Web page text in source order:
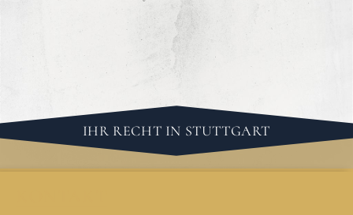
IHR RECHT IN STUTTGART